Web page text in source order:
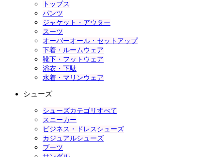
トップス
パンツ
ジャケット・アウター
スーツ
オーバーオール・セットアップ
下着・ルームウェア
靴下・フットウェア
浴衣・下駄
水着・マリンウェア
シューズ
シューズカテゴリすべて
スニーカー
ビジネス・ドレスシューズ
カジュアルシューズ
ブーツ